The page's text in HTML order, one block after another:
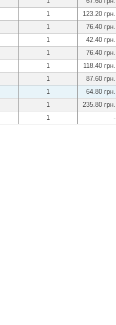
1 123.20 грн.
1 76.40 грн.
1 42.40 грн.
1 76.40 грн.
1 118.40 грн.
1 87.60 грн.
1 64.80 грн.
1 235.80 грн.
1 -